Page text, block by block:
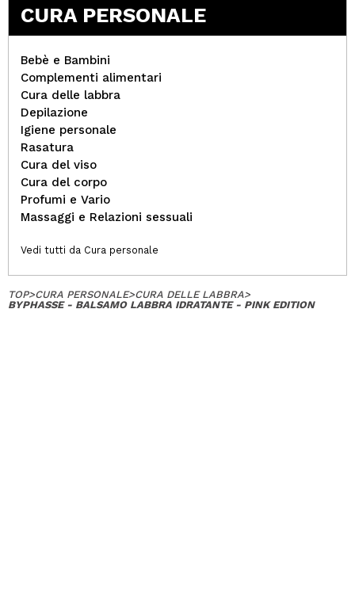
CURA PERSONALE
Bebè e Bambini
Complementi alimentari
Cura delle labbra
Depilazione
Igiene personale
Rasatura
Cura del viso
Cura del corpo
Profumi e Vario
Massaggi e Relazioni sessuali
Vedi tutti da Cura personale
TOP>CURA PERSONALE>CURA DELLE LABBRA>
BYPHASSE - BALSAMO LABBRA IDRATANTE - PINK EDITION